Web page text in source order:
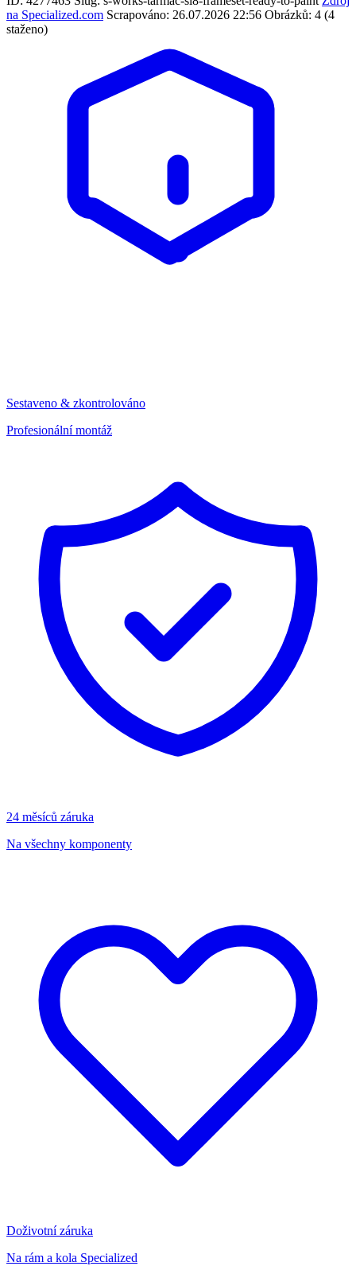
na Specialized.com Scrapováno: 26.07.2026 22:56 Obrázků: 4 (4
staženo)
Sestaveno & zkontrolováno
Profesionální montáž
24 měsíců záruka
Na všechny komponenty
Doživotní záruka
Na rám a kola Specialized